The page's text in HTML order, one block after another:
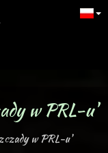
w PRL-u'
w PRL-u'